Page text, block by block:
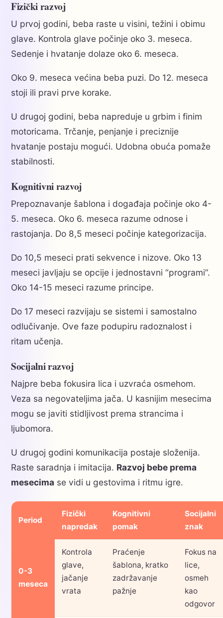
Fizički razvoj
U prvoj godini, beba raste u visini, težini i obimu
glave. Kontrola glave počinje oko 3. meseca.
Sedenje i hvatanje dolaze oko 6. meseca.
Oko 9. meseca većina beba puzi. Do 12. meseca
stoji ili pravi prve korake.
U drugoj godini, beba napreduje u grbim i finim
motoricama. Trčanje, penjanje i preciznije
hvatanje postaju mogući. Udobna obuća pomaže
stabilnosti.
Kognitivni razvoj
Prepoznavanje šablona i događaja počinje oko 4-
5. meseca. Oko 6. meseca razume odnose i
rastojanja. Do 8,5 meseci počinje kategorizacija.
Do 10,5 meseci prati sekvence i nizove. Oko 13
meseci javljaju se opcije i jednostavni “programi”.
Oko 14-15 meseci razume principe.
Do 17 meseci razvijaju se sistemi i samostalno
odlučivanje. Ove faze podupiru radoznalost i
ritam učenja.
Socijalni razvoj
Najpre beba fokusira lica i uzvraća osmehom.
Veza sa negovateljima jača. U kasnijim mesecima
mogu se javiti stidljivost prema strancima i
ljubomora.
U drugoj godini komunikacija postaje složenija.
Raste saradnja i imitacija. Razvoj bebe prema
mesecima se vidi u gestovima i ritmu igre.
Period
Fizički
napredak
Kognitivni
pomak
Socijalni
znak
0-3
meseca
Kontrola
glave,
jačanje
vrata
Praćenje
šablona, kratko
zadržavanje
pažnje
Fokus na
lice,
osmeh
kao
odgovor